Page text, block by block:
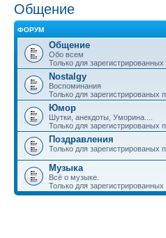
Общение
ФОРУМ
Общение
Обо всем
Только для
Nostalgy
Воспоминания
Только для зарегистрированых
Юмор
Шутки, анекдоты, Уморина....
Только для зарегистрированых
Поздравления
Только для зарегистрированых
Музыка
Всё о музыке.
Только для